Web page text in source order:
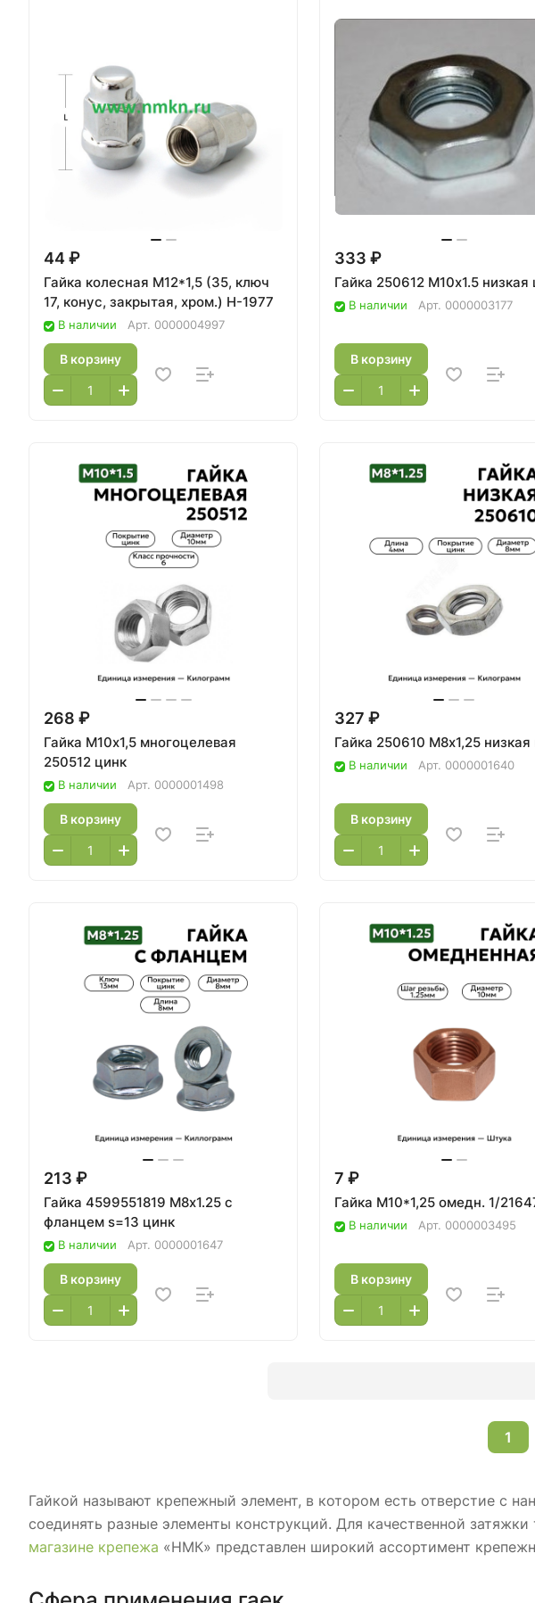
44 ₽
Гайка колесная М12*1,5 (35, ключ
17, конус, закрытая, хром.) Н-1977
В наличии Арт. 0000004997
В корзину
333 ₽
Гайка 250612 М10х1.5 низкая
В наличии Арт. 0000003177
В корзину
268 ₽
Гайка М10х1,5 многоцелевая
250512 цинк
В наличии Арт. 0000001498
В корзину
327 ₽
Гайка 250610 М8х1,25 низкая
В наличии Арт. 0000001640
В корзину
213 ₽
Гайка 4599551819 М8х1.25 с
фланцем s=13 цинк
В наличии Арт. 0000001647
В корзину
7 ₽
Гайка М10*1,25 омедн. 1/
В наличии Арт. 0000003495
В корзину
1
Гайкой называют крепежный элемент, в котором есть отверстие с
соединять разные элементы конструкций. Для качественной
магазине крепежа «НМК» представлен широкий ассортимент